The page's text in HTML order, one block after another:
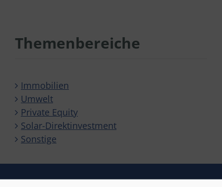
Themenbereiche
Immobilien
Umwelt
Private Equity
Solar-Direktinvestment
Sonstige